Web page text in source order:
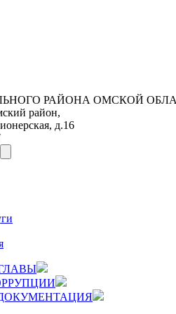
РАЙОНА ОМСКОЙ
район,
д.16